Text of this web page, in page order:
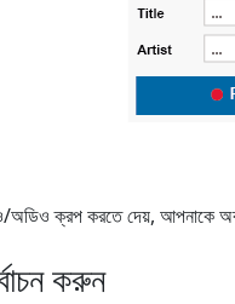
ক্রপ করতে দেয়, আপনাকে
করুন